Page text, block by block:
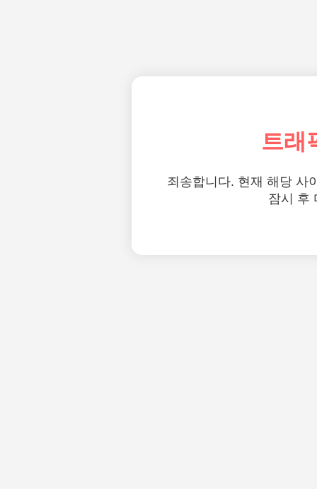
트래
죄송합니다. 현재 해당 사
잠시 후